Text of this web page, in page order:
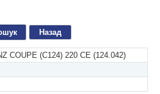
Назад
COUPE (C124) 220 CE (124.042)